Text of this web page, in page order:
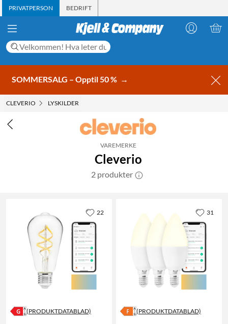
PRIVATPERSON BEDRIFT
SOMMERSALG – Opptil 50 % →
CLEVERIO LYSKILDER
VAREMERKE
Cleverio
2 produkter
(PRODUKTDATABLAD)
22
(PRODUKTDATABLAD)
31